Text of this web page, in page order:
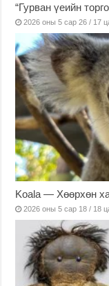
“Гурван үеийн
2026 оны 5 сар 26 / 17
Koala — Хөөрхөн
2026 оны 5 сар 18 / 18